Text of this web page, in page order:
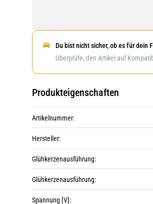
Du bist nicht sicher, ob es für dein
Überprüfe, den Artikel auf
Produkteigenschaften
Artikelnummer:
Hersteller:
Glühkerzenausführung:
Glühkerzenausführung:
Spannung [V]: